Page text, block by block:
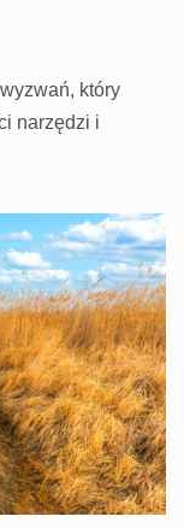
który
narzędzi i